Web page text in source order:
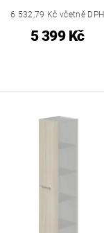
6 532,79 Kč včetně DPH
5 399 Kč